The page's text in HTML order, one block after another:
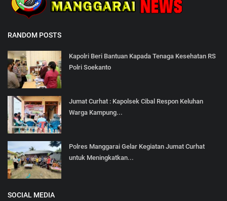
RANDOM POSTS
Kapolri Beri Bantuan Kapada Tenaga Kesehatan RS
Polri Soekanto
Jumat Curhat : Kapolsek Cibal Respon Keluhan
Warga Kampung...
Polres Manggarai Gelar Kegiatan Jumat Curhat
untuk Meningkatkan...
SOCIAL MEDIA